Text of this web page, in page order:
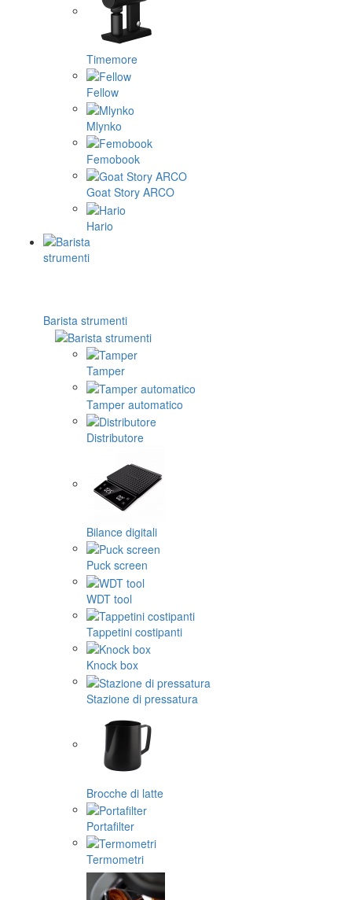
Timemore
Fellow
Mlynko
Femobook
Goat Story ARCO
Hario
Barista strumenti
Tamper
Tamper automatico
Distributore
Bilance digitali
Puck screen
WDT tool
Tappetini costipanti
Knock box
Stazione di pressatura
Brocche di latte
Portafilter
Termometri